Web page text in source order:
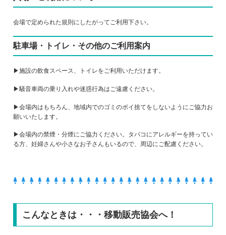
会場で定められた規則にしたがってご利用下さい。
駐車場・トイレ・その他のご利用案内
▶施設の飲食スペース、トイレをご利用いただけます。
▶騒音車両の乗り入れや迷惑行為はご遠慮ください。
▶会場内はもちろん、地域内でのゴミのポイ捨てをしないようにご協力お
願いいたします。
▶会場内の禁煙・分煙にご協力ください。タバコにアレルギーを持ってい
る方、妊婦さんや小さなお子さんもいるので、周辺にご配慮ください。
こんなときは・・・移動販売協会へ！